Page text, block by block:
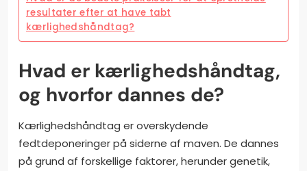
resultater efter at have tabt
kærlighedshåndtag?
Hvad er kærlighedshåndtag,
og hvorfor dannes de?
Kærlighedshåndtag er overskydende
fedtdeponeringer på siderne af maven. De dannes
på grund af forskellige faktorer, herunder genetik,